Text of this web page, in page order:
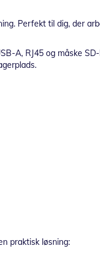
Perfekt til dig, der
A, RJ45 og måske
praktisk løsning: